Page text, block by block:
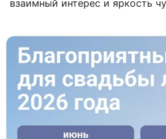
взаимный интерес и яркость